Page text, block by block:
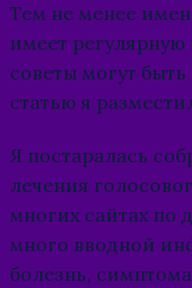
Тем не менее
имеет регулярную
советы могут
статью я
Я постаралась
лечения
многих сайтах по
много вводной
болезнь,